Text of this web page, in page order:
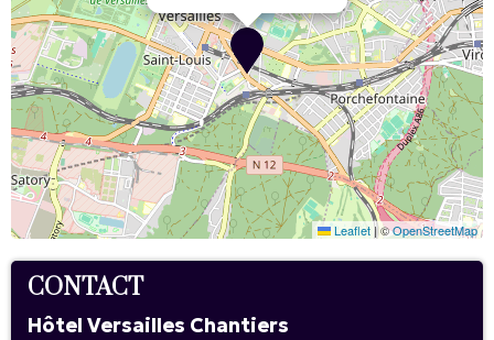
Leaflet |©OpenStreetMap
CONTACT
Hôtel Versailles Chantiers